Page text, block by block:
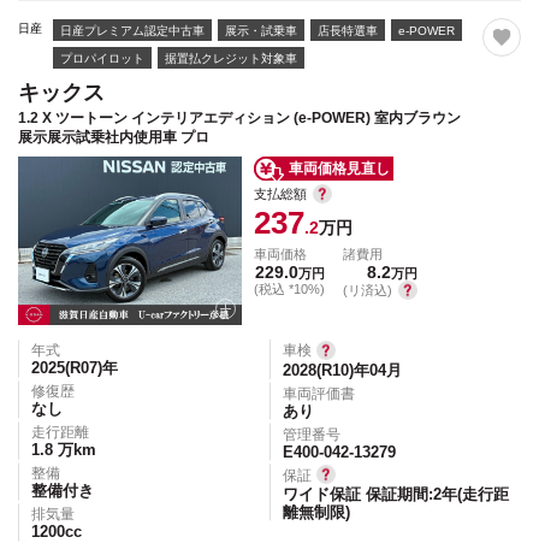
日産 日産プレミアム認定中古車 展示・試乗車 店長特選車 e-POWER
プロパイロット 据置払クレジット対象車
キックス
1.2 X ツートーン インテリアエディション (e-POWER) 室内ブラウン
展示展示試乗社内使用車 プロ
車両価格見直し
支払総額
237.2万円
車両価格
229.0万円
(税込 *10%)
諸費用
8.2万円
(リ済込)
年式
2025(R07)年
修復歴
なし
走行距離
1.8 万km
整備
整備付き
排気量
1200cc
車検
2028(R10)年04月
車両評価書
あり
管理番号
E400-042-13279
保証
ワイド保証 保証期間:2年(走行距
離無制限)